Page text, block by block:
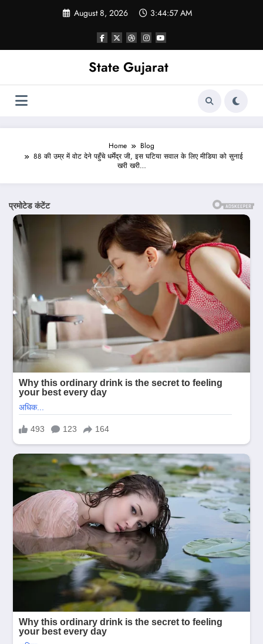
August 8, 2026 3:44:59 AM
State Gujarat
Home
Blog
88 की उम्र में वोट देने पहुँचे धर्मेंद्र जी, इस घटिया सवाल के लिए मीडिया को सुनाई
खरी खरी…